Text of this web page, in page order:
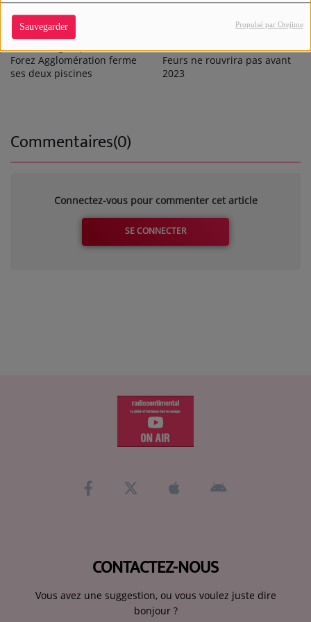
Sauvegarder Propulsé par Orejime
Forez Agglomération ferme
ses deux piscines
Feurs ne rouvrira pas avant
2023
Commentaires(0)
Connectez-vous pour commenter cet article
SE CONNECTER
CONTACTEZ-NOUS
Vous avez une suggestion, ou vous voulez juste dire
bonjour ?